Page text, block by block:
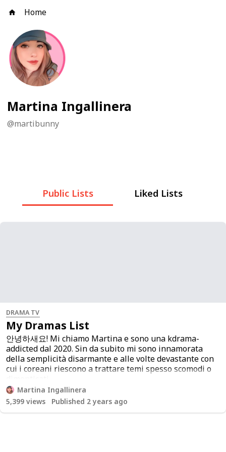
Home
Martina Ingallinera
@martibunny
Public Lists Liked Lists
DRAMA TV
My Dramas List
안녕하새요! Mi chiamo Martina e sono una kdrama-
addicted dal 2020. Sin da subito mi sono innamorata
della semplicità disarmante e alle volte devastante con
cui i coreani riescono a trattare temi spesso scomodi o
È stato così che ho deciso di iniziare a parlare della mia
passione per i k-drama sul mio profilo instagram,
condividendo così questa passione che piano piano mi
Martina Ingallinera
5,399 views Published 2 years ago